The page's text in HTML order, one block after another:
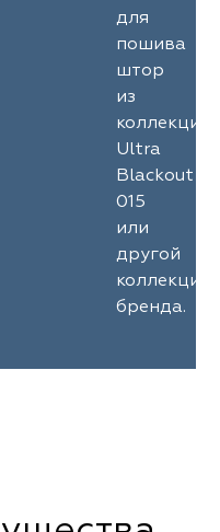
для
пошива
штор
из
Ultra
Blackout
015
или
другой
коллекции
бренда.